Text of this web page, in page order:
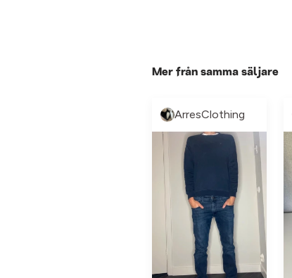
Mer från samma säljare
ArresClothing